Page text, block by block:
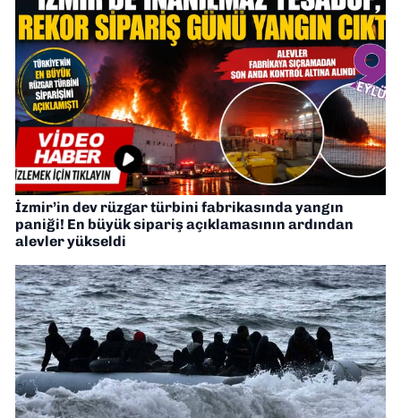
İzmir’in dev rüzgar türbini fabrikasında yangın
paniği! En büyük sipariş açıklamasının ardından
alevler yükseldi